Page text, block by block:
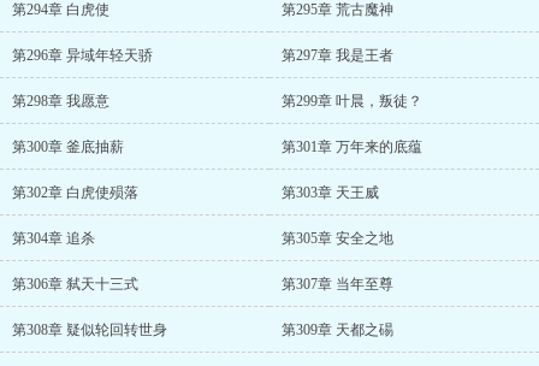
第294章 白虎使 第295章 荒古魔神
第296章 异域年轻天骄 第297章 我是王者
第298章 我愿意 第299章 叶晨，叛徒？
第300章 釜底抽薪 第301章 万年来的底蕴
第302章 白虎使殒落 第303章 天王威
第304章 追杀 第305章 安全之地
第306章 弑天十三式 第307章 当年至尊
第308章 疑似轮回转世身 第309章 天都之碭